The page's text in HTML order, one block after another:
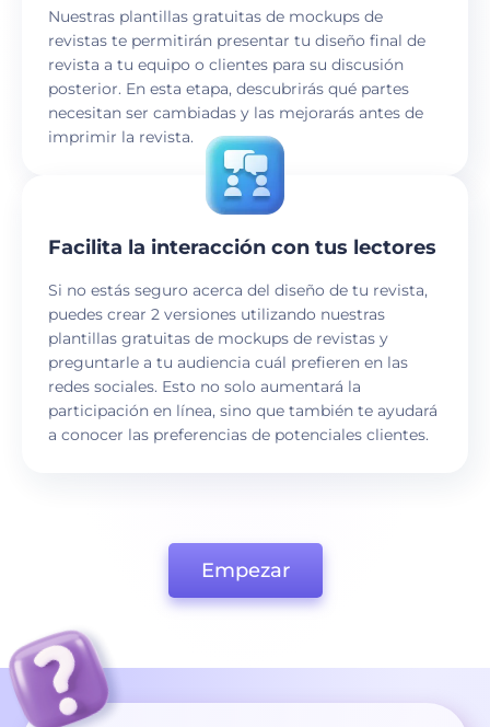
Nuestras plantillas gratuitas de mockups de
revistas te permitirán presentar tu diseño final de
revista a tu equipo o clientes para su discusión
posterior. En esta etapa, descubrirás qué partes
necesitan ser cambiadas y las mejorarás antes de
imprimir la revista.
Facilita la interacción con tus lectores
Si no estás seguro acerca del diseño de tu revista,
puedes crear 2 versiones utilizando nuestras
plantillas gratuitas de mockups de revistas y
preguntarle a tu audiencia cuál prefieren en las
redes sociales. Esto no solo aumentará la
participación en línea, sino que también te ayudará
a conocer las preferencias de potenciales clientes.
Empezar